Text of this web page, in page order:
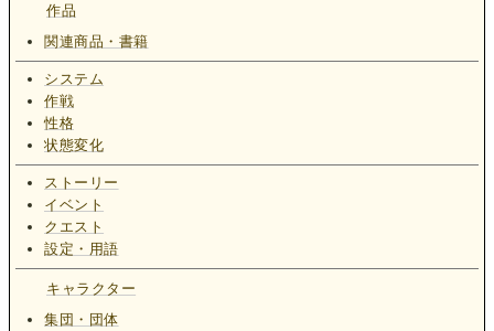
作品
関連商品・書籍
システム
作戦
性格
状態変化
ストーリー
イベント
クエスト
設定・用語
キャラクター
集団・団体